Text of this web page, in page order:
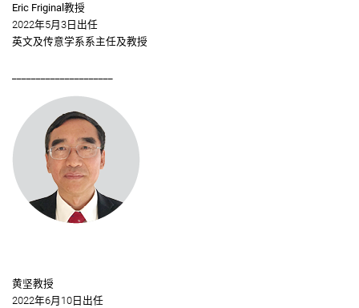
Eric Friginal教授
2022年5月3日出任
英文及传意学系系主任及教授
黄坚教授
2022年6月10日出任